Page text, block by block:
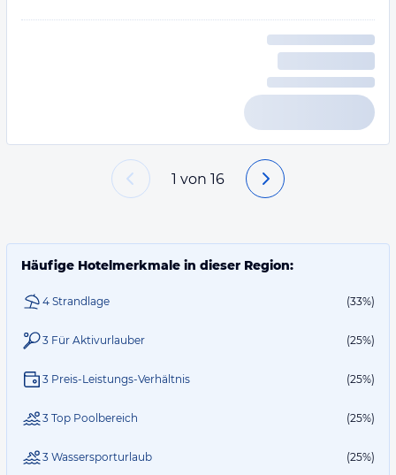
1 von 16
Häufige Hotelmerkmale in dieser Region:
4 Strandlage (33%)
3 Für Aktivurlauber (25%)
3 Preis-Leistungs-Verhältnis (25%)
3 Top Poolbereich (25%)
3 Wassersporturlaub (25%)